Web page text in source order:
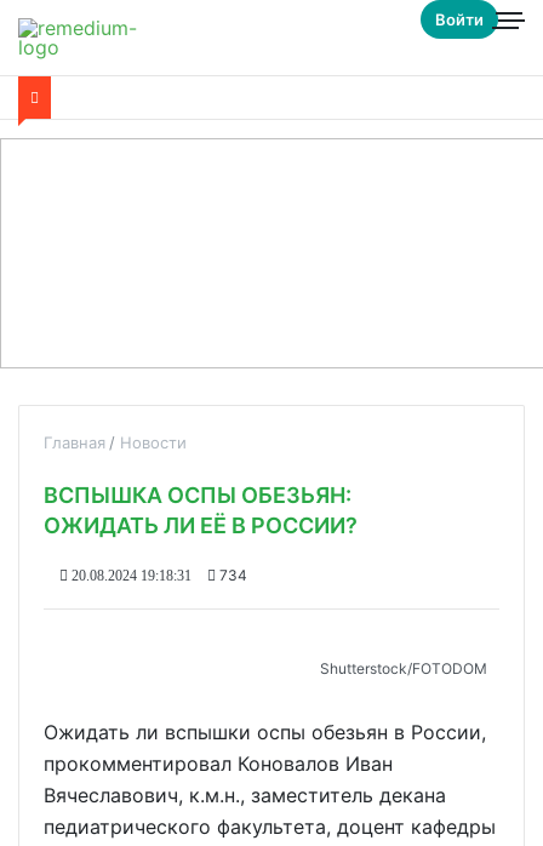
Войти
Главная Новости
ВСПЫШКА ОСПЫ ОБЕЗЬЯН:
ОЖИДАТЬ ЛИ ЕЁ В РОССИИ?
20.08.2024 19:18:31 734
Shutterstoсk/FOTODOM
Ожидать ли вспышки оспы обезьян в России,
прокомментировал Коновалов Иван
Вячеславович, к.м.н., заместитель декана
педиатрического факультета, доцент кафедры